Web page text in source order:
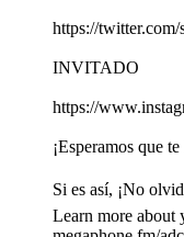
https://twitter.com/
INVITADO
https://
¡Esperamos que
Si es así, ¡No
Learn more about